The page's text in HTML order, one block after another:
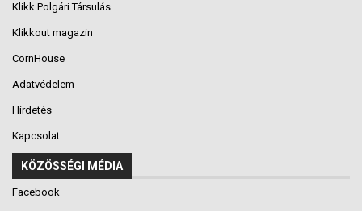
Klikk Polgári Társulás
Klikkout magazin
CornHouse
Adatvédelem
Hirdetés
Kapcsolat
KÖZÖSSÉGI MÉDIA
Facebook